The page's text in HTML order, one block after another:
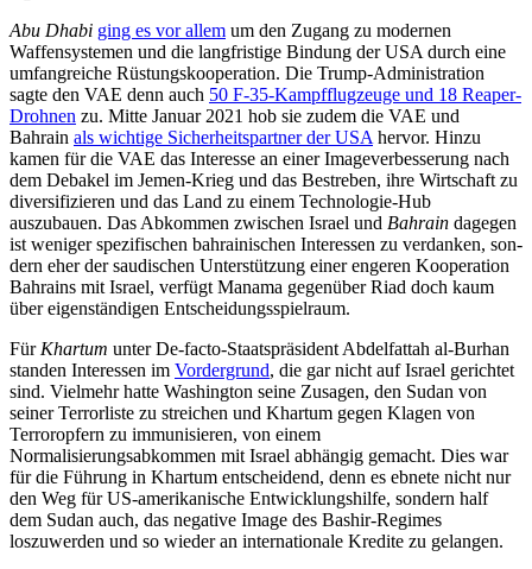
Abu Dhabi ging es vor allem um den Zugang zu modernen
Waffensystemen und die langfristige Bindung der USA durch eine
umfangreiche Rüstungskooperation. Die Trump-Administration
sagte den VAE denn auch 50 F‑35-Kampfflugzeuge und 18 Reaper-
Drohnen zu. Mitte Januar 2021 hob sie zudem die VAE und
Bahrain als wich­tige Sicherheitspartner der USA hervor. Hinzu
kamen für die VAE das Interesse an einer Imageverbesserung nach
dem Debakel im Jemen-Krieg und das Bestreben, ihre Wirtschaft zu
diversifizieren und das Land zu einem Technologie-Hub
auszubauen. Das Abkommen zwischen Israel und Bah­rain dagegen
ist weniger spezifischen bah­rainischen Interessen zu verdanken, son­
dern eher der saudischen Unterstützung einer engeren Kooperation
Bahrains mit Israel, verfügt Manama gegenüber Riad doch kaum
über eigenständigen Entschei­dungsspielraum.
Für Khartum unter De-facto-Staatspräsi­dent Abdelfattah al-Burhan
standen Inter­essen im Vordergrund, die gar nicht auf Is­rael gerichtet
sind. Vielmehr hatte Washing­ton seine Zusagen, den Sudan von
seiner Ter­ror­liste zu streichen und Khartum gegen Klagen von
Terroropfern zu immunisieren, von einem
Normalisierungsabkommen mit Israel abhängig gemacht. Dies war
für die Führung in Khartum entscheidend, denn es ebnete nicht nur
den Weg für US-amerika­nische Entwicklungshilfe, sondern half
dem Sudan auch, das negative Image des Bashir-Regimes
loszuwerden und so wieder an internationale Kredite zu gelangen.